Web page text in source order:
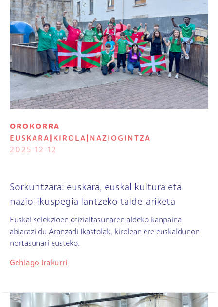
OROKORRA
EUSKARA
KIROLA
NAZIOGINTZA
2025-12-12
Sorkuntzara: euskara, euskal kultura eta
nazio-ikuspegia lantzeko talde-ariketa
Euskal selekzioen ofizialtasunaren aldeko kanpaina
abiarazi du Aranzadi Ikastolak, kirolean ere euskaldunon
nortasunari eusteko.
Gehiago irakurri
Irudia